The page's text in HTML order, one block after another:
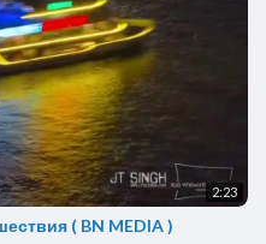
2:23
( BN MEDIA )